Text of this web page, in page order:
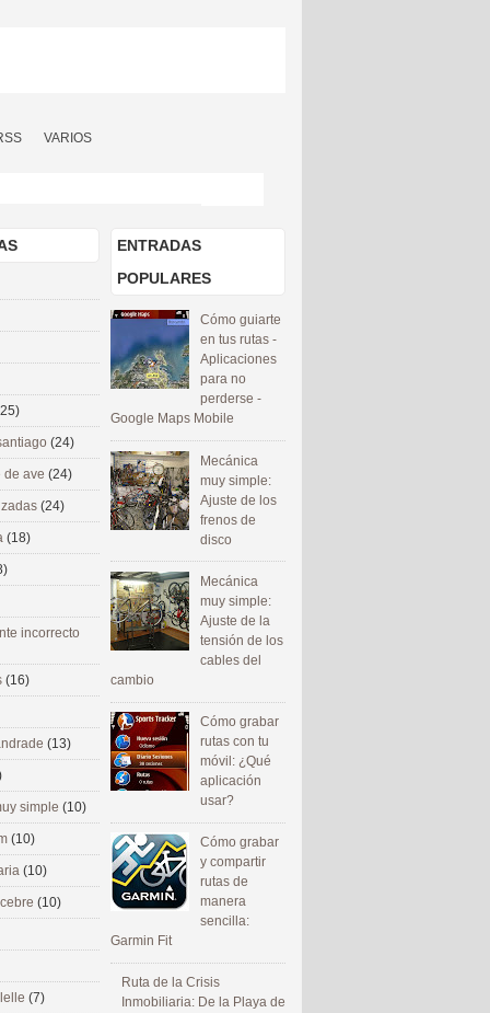
VARIOS
ENTRADAS
POPULARES
Cómo guiarte
en tus rutas -
Aplicaciones
para no
perderse -
Google Maps Mobile
Mecánica
muy simple:
Ajuste de los
frenos de
disco
Mecánica
muy simple:
Ajuste de la
tensión de los
cables del
cambio
Cómo grabar
rutas con tu
móvil: ¿Qué
aplicación
usar?
Cómo grabar
y compartir
rutas de
manera
sencilla:
Garmin Fit
Ruta de la Crisis
Inmobiliaria: De la Playa de
(24)
de ave (24)
(24)
(18)
incorrecto
(16)
(13)
simple (10)
(10)
(10)
(10)
(7)